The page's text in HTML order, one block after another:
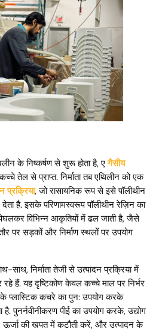
के निष्कर्षण से शुरू होता है, एगैसीय
तेल से प्राप्त. निर्माता तब एथिलीन को एक
प्रक्रिया, जो रासायनिक रूप से इसे पॉलीथीन
है. इसके परिणामस्वरूप पॉलीथीन रेज़िन का
पिघलकर विभिन्न आकृतियों में ढल जाती है, जैसे
पर सड़कों और निर्माण स्थलों पर उपयोग
साथ, निर्माता तेजी से उत्पादन प्रक्रिया में
रहे हैं. यह दृष्टिकोण केवल कच्चे माल पर निर्भर
प्लास्टिक कचरे का पुन: उपयोग करके
है. पुनर्नवीनीकरण पीई का उपयोग करके, उद्योग
की खपत में कटौती करें, और उत्पादन के